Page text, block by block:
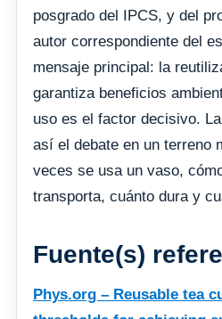
posgrado del IPCS, y del
autor correspondiente del
mensaje principal: la
garantiza beneficios
uso es el factor decisivo.
así el debate en un terreno
veces se usa un vaso,
transporta, cuánto dura y
Fuente(s)
Phys.org – Reusable tea